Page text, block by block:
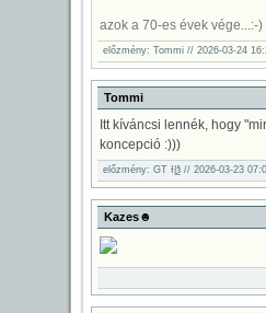
azok a 70-es évek vége...:-)
előzmény: Tommi // 2026-03-24
Tommi
Itt kíváncsi lennék, hogy
koncepció :)))
előzmény: GT Ɨ|ѯ // 2026-03-23
Kazes☻